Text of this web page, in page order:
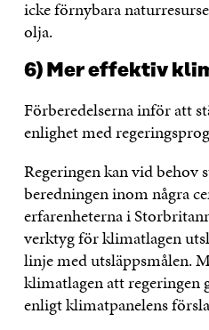
icke förnybara
olja.
6) Mer effektiv
Förberedelserna inför att
enlighet med
Regeringen kan vid behov
beredningen inom några
erfarenheterna i
verktyg för klimatlagen
linje med utsläppsmålen.
klimatlagen att regeringen
enligt klimatpanelens